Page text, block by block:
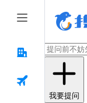
我要提问